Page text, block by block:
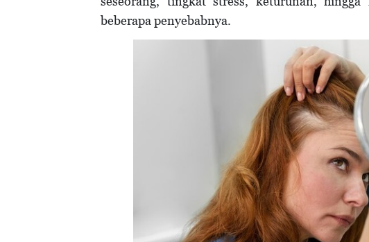
beberapa penyebabnya.